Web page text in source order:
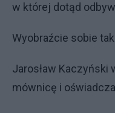
w której dotąd
Wyobraźcie sobie
Jarosław Kaczyński
mównicę i